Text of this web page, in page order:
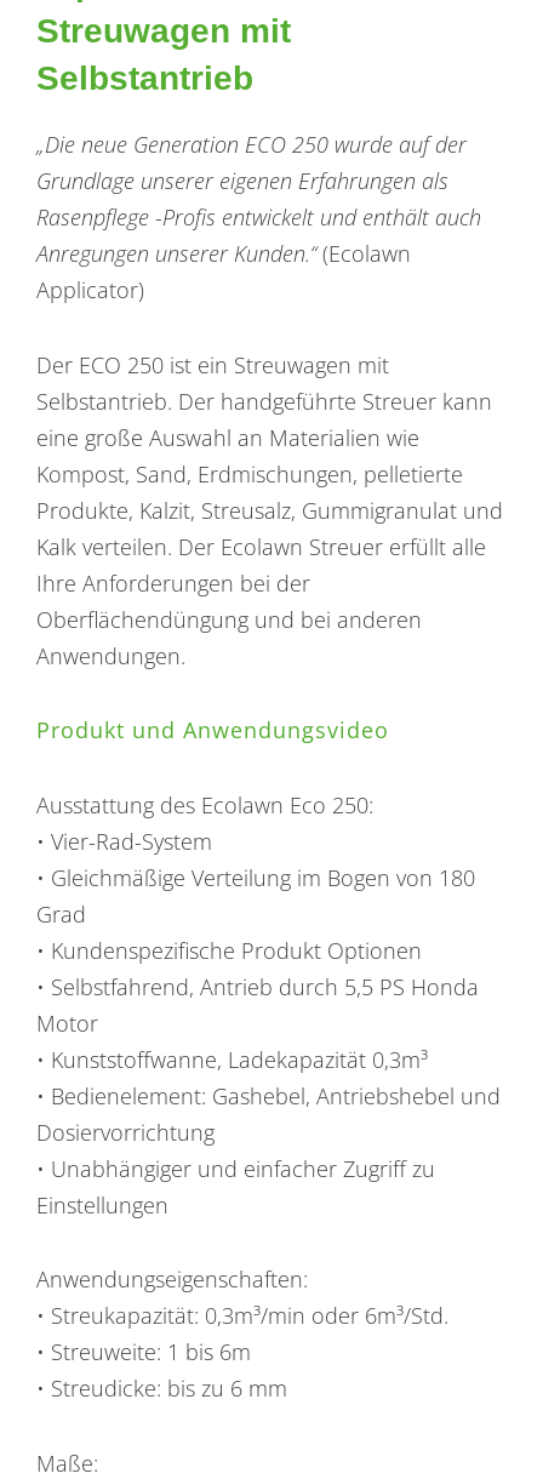
Streuwagen mit
Selbstantrieb
„Die neue Generation ECO 250 wurde auf der
Grundlage unserer eigenen Erfahrungen als
Rasenpflege -Profis entwickelt und enthält auch
Anregungen unserer Kunden.“(Ecolawn
Applicator)
Der ECO 250 ist ein Streuwagen mit
Selbstantrieb. Der handgeführte Streuer kann
eine große Auswahl an Materialien wie
Kompost, Sand, Erdmischungen, pelletierte
Produkte, Kalzit, Streusalz, Gummigranulat und
Kalk verteilen. Der Ecolawn Streuer erfüllt alle
Ihre Anforderungen bei der
Oberflächendüngung und bei anderen
Anwendungen.
Produkt und Anwendungsvideo
Ausstattung des Ecolawn Eco 250:
• Vier-Rad-System
• Gleichmäßige Verteilung im Bogen von 180
Grad
• Kundenspezifische Produkt Optionen
• Selbstfahrend, Antrieb durch 5,5 PS Honda
Motor
• Kunststoffwanne, Ladekapazität 0,3m³
• Bedienelement: Gashebel, Antriebshebel und
Dosiervorrichtung
• Unabhängiger und einfacher Zugriff zu
Einstellungen
Anwendungseigenschaften:
• Streukapazität: 0,3m³/min oder 6m³/Std.
• Streuweite: 1 bis 6m
• Streudicke: bis zu 6 mm
Maße: